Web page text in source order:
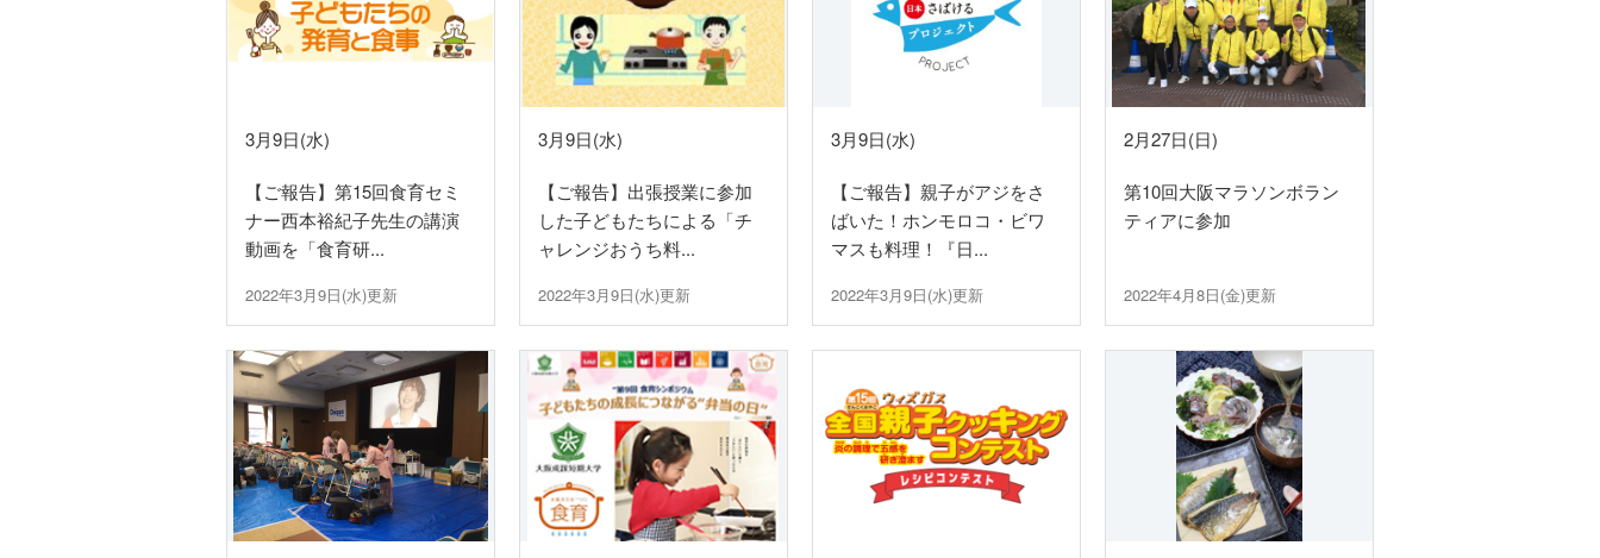
工務店さま
ガス栓の増設と取り替え ガス工事のお申込み方法
ガス管の埋設情報の確認
(沿道掘削を伴わない業者さま向け)
過去に完了したガス工事情報
ガス事業者さま 託送供給・最終保障供給
簡易内管施工登録店さま 簡易内管施工登録店の各種業務について
3月9日(水)
【ご報告】第15回食育セミ
ナー西本裕紀子先生の講演
動画を「食育研...
2022年3月9日(水)更新
3月9日(水)
【ご報告】出張授業に参加
した子どもたちによる「チ
ャレンジおうち料...
2022年3月9日(水)更新
3月9日(水)
【ご報告】親子がアジをさ
ばいた！ホンモロコ・ビワ
マスも料理！『日...
2022年3月9日(水)更新
2月27日(日)
第10回大阪マラソンボラン
ティアに参加
2022年4月8日(金)更新